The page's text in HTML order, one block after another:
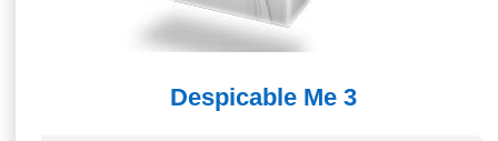
Despicable Me 3